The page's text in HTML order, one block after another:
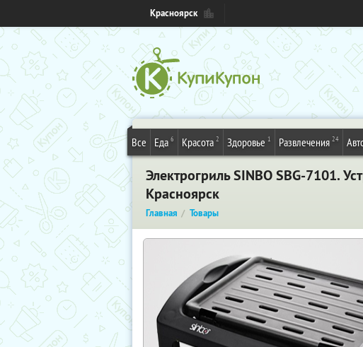
Красноярск
Все Еда 6 Красота 2 Здоровье 1 Развлечения 24
Электрогриль SINBO SBG-7101.
Красноярск
Главная Товары